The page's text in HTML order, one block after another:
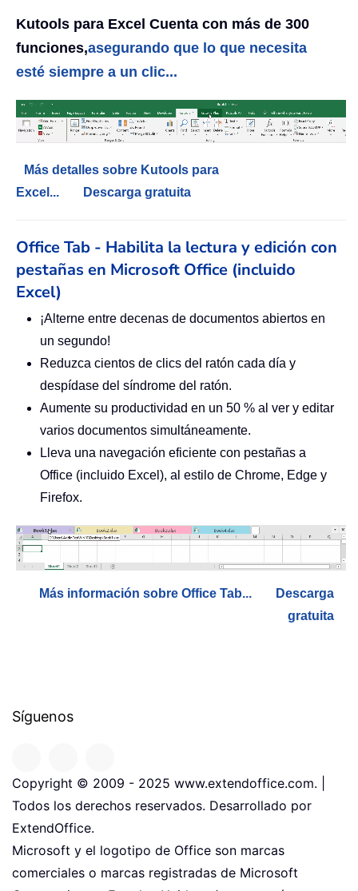
Kutools para Excel Cuenta con más de 300
funciones,asegurando que lo que necesita
esté siempre a un clic...
Más detalles sobre Kutools para
Excel...
Descarga gratuita
Office Tab - Habilita la lectura y edición con
pestañas en Microsoft Office (incluido
Excel)
¡Alterne entre decenas de documentos abiertos en
un segundo!
Reduzca cientos de clics del ratón cada día y
despídase del síndrome del ratón.
Aumente su productividad en un 50 % al ver y editar
varios documentos simultáneamente.
Lleva una navegación eficiente con pestañas a
Office (incluido Excel), al estilo de Chrome, Edge y
Firefox.
Más información sobre Office Tab...
Descarga
gratuita
Síguenos
Copyright © 2009 - 2025 www.extendoffice.com. |
Todos los derechos reservados. Desarrollado por
ExtendOffice.
Microsoft y el logotipo de Office son marcas
comerciales o marcas registradas de Microsoft